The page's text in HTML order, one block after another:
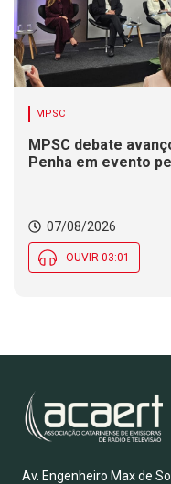
MPSC
MPSC debate
Penha em evento
07/08/2026
OUVIR 03:01
Av. Engenheiro Max de